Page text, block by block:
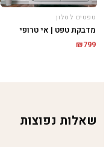
טפטים לסלון
מדבקת טפט | אי טרופי
₪799
שאלות נפוצות